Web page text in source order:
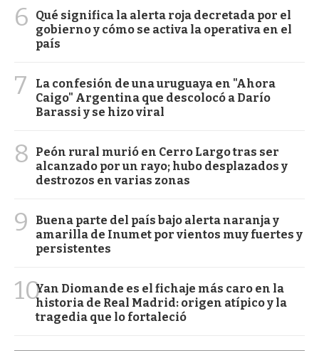
6
Qué significa la alerta roja decretada por el
gobierno y cómo se activa la operativa en el
país
7
La confesión de una uruguaya en "Ahora
Caigo" Argentina que descolocó a Darío
Barassi y se hizo viral
8
Peón rural murió en Cerro Largo tras ser
alcanzado por un rayo; hubo desplazados y
destrozos en varias zonas
9
Buena parte del país bajo alerta naranja y
amarilla de Inumet por vientos muy fuertes y
persistentes
10Yan Diomande es el fichaje más caro en la
historia de Real Madrid: origen atípico y la
tragedia que lo fortaleció